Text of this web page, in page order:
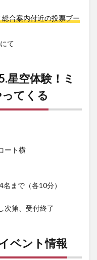
総合案内付近の投票ブー
て
星空体験！ミ
てくる
ート横
まで（各10分）
次第、受付終了
ベント情報